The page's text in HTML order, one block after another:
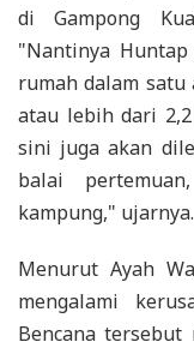
di Gampong
"Nantinya
rumah dalam satu
atau lebih dari
sini juga akan
balai
kampung," ujarnya.
Menurut Ayah
mengalami
Bencana tersebut